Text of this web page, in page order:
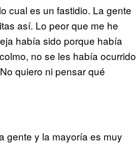
cual es un fastidio. La gente
así. Lo peor que me he
había sido porque había
no se les había ocurrido
quiero ni pensar qué
gente y la mayoría es muy